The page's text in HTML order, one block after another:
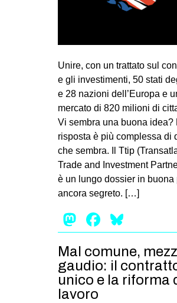
MILANO
SPAZI
SPORT POPOLARE
MOVIMENTI
AMBIENTE
ANTIFASCISMO
DIRITTO ALL’ABITARE
MIGRAZIONI
PRECARIATO
REPRESSIONE
STUDENTI
CULTURE
Unire, con un trattato sul
e gli investimenti, 50 stati
e 28 nazioni dell’Europa e
mercato di 820 milioni di
Vi sembra una buona idea?
risposta è più complessa di
che sembra. Il Ttip
Trade and Investment
è un lungo dossier in buona
ancora segreto. […]
Mastodon
Facebook
Mal comune,
gaudio: il
unico e la riforma
lavoro